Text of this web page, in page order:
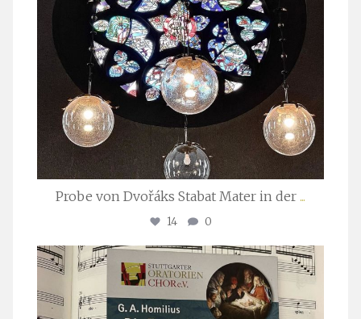
Probe von Dvořáks Stabat Mater in der ...
14 0
stuttgarter_oratorienchor
Nov. 29